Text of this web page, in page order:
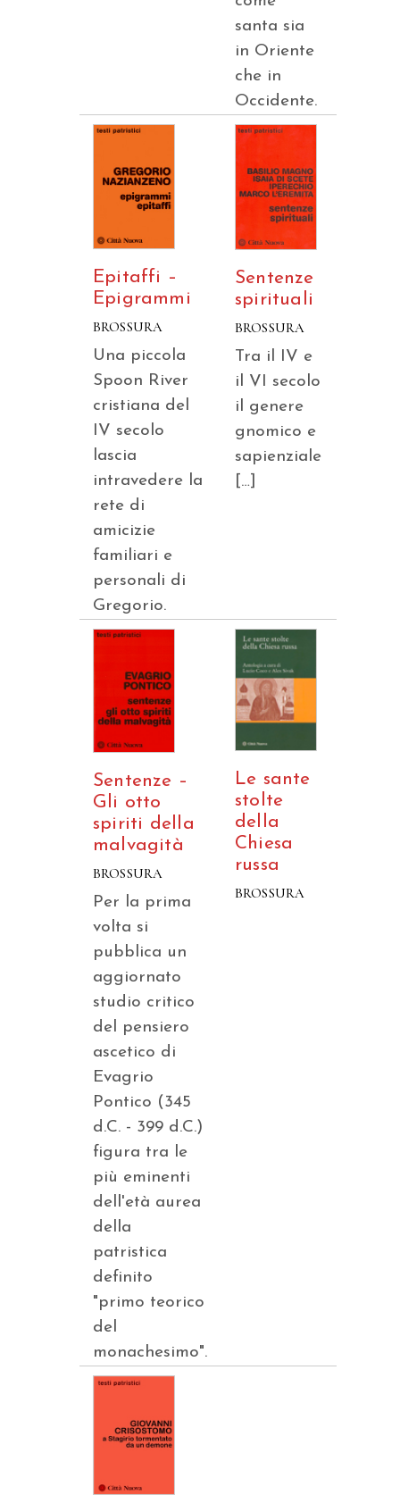
santa sia
in Oriente
che in
Occidente.
Epitaffi –
Epigrammi
BROSSURA
Una piccola
Spoon River
cristiana del
IV secolo
lascia
intravedere la
rete di
amicizie
familiari e
personali di
Gregorio.
Sentenze
spirituali
BROSSURA
Tra il IV e
il VI secolo
il genere
gnomico e
sapienziale
[…]
Sentenze –
Gli otto
spiriti della
malvagità
BROSSURA
Per la prima
volta si
pubblica un
aggiornato
studio critico
del pensiero
ascetico di
Evagrio
Pontico (345
d.C. - 399 d.C.)
figura tra le
più eminenti
dell'età aurea
della
patristica
definito
"primo teorico
del
monachesimo".
Le sante
stolte
della
Chiesa
russa
BROSSURA